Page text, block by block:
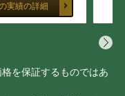
実績の詳細
を保証するものではあ